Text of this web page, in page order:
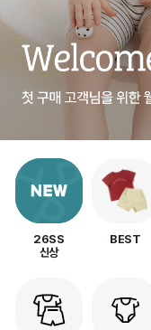
26SS
신상
BEST